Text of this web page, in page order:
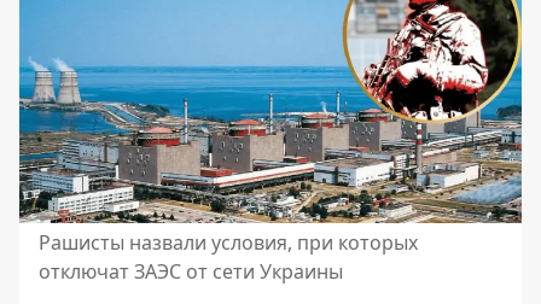
Рашисты назвали условия, при которых
отключат ЗАЭС от сети Украины